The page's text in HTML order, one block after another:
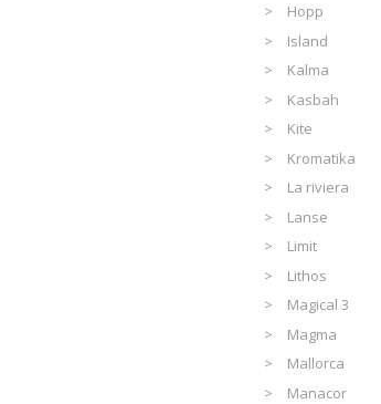
Hopp
Island
Kalma
Kasbah
Kite
Kromatika
La riviera
Lanse
Limit
Lithos
Magical 3
Magma
Mallorca
Manacor